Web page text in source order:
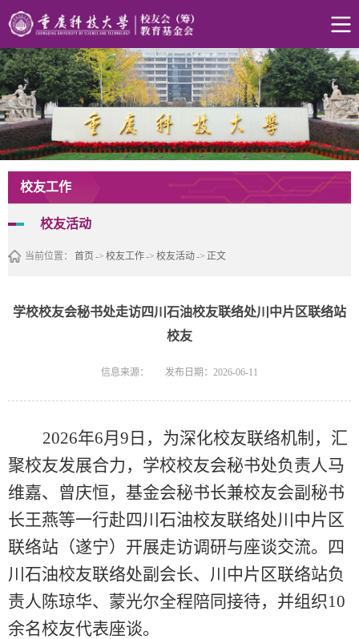
校友工作
校友活动
当前位置： 首页 -> 校友工作-> 校友活动-> 正文
学校校友会秘书处走访四川石油校友联络处川中片区联络站
校友
信息来源： 发布日期：2026-06-11
2026年6月 9 日，为深化校友联络机制，汇
聚校友发展合力， 学校校友会秘书处负责人马
维嘉、曾庆恒， 基金会秘书长兼校友会副秘书
长王燕等一行赴四川石油校友联络处川中片区
联络站 （遂宁） 开展走访调研与座谈交流。四
川石油校友联络处副会长、川中片区联络站负
责人陈琼华、蒙光尔全程陪同接待，并组织10
余名校友代表座谈。